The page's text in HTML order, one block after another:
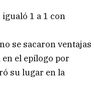
1 a 1 con
se sacaron ventajas
el epílogo por
su lugar en la